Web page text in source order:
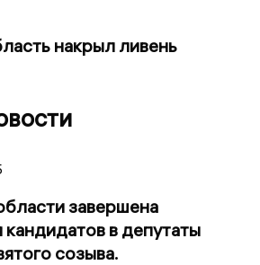
накрыл ливень
завершена
кандидатов в депутаты
созыва.